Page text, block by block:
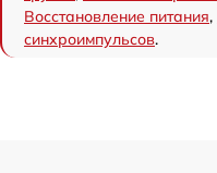
Восстановление питания,
синхроимпульсов.